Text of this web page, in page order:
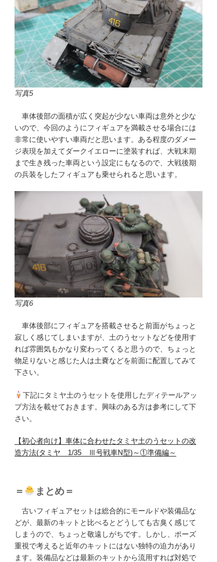
写真5
車体後部の面積が広く突起が少ない車両は意外と少な
いので、今回のようにフィギュアを満載させる場合には
非常に使いやすい車両だと思います。ある程度のダメー
ジ表現を加えてダークイエローに塗装すれば、大戦末期
まで生き残った車両という設定にもなるので、大戦後期
の兵装をしたフィギュアも乗せられると思います。
写真6
車体後部にフィギュアを搭載させると前面がちょっと
寂しく感じてしまいますが、土のうセットなどを使用す
れば雰囲気もかなり変わってくると思うので、ちょっと
物足りないと感じた人は土嚢などを前面に配置してみて
下さい。
下記にタミヤ土のうセットを使用したディテールアッ
プ方法を載せておきます。興味のある方は参考にして下
さい。
【初心者向け】車体に合わせたタミヤ土のうセットの改
造方法(タミヤ 1/35 Ⅲ号戦車N型)～①準備編～
＝ まとめ＝
古いフィギュアセットは総合的にモールドや装備品な
どが、最新のキットと比べるとどうしても古臭く感じて
しまうので、ちょっと敬遠しがちです。しかし、ポーズ
重視で考えると近年のキットにはない独特の迫力があり
ます。装備品などは最新のキットから流用すれば対処で